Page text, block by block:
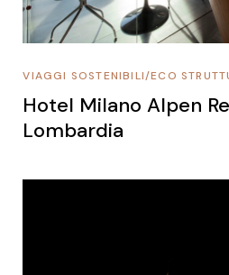
ECO
/
VIAGGI SOSTENIBILI
Hotel Milano Alpen
Lombardia